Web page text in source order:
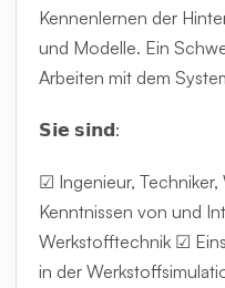
Kennenlernen der
und Modelle. Ein
Arbeiten mit dem
𝗦𝗶𝗲 𝘀𝗶𝗻𝗱:
☑ Ingenieur,
Kenntnissen von und
Werkstofftechnik ☑
in der